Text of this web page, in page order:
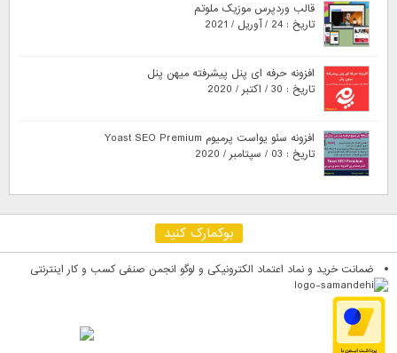
قالب وردپرس موزیک ملوتم
تاریخ : 24 / آوریل / 2021
افزونه حرفه ای پنل پیشرفته میهن پنل
تاریخ : 30 / اکتبر / 2020
افزونه سئو یواست پرمیوم Yoast SEO Premium
تاریخ : 03 / سپتامبر / 2020
بوکمارک کنید
ضمانت خرید و نماد اعتماد الکترونیکی و لوگو انجمن صنفی کسب و کار اینترنتی